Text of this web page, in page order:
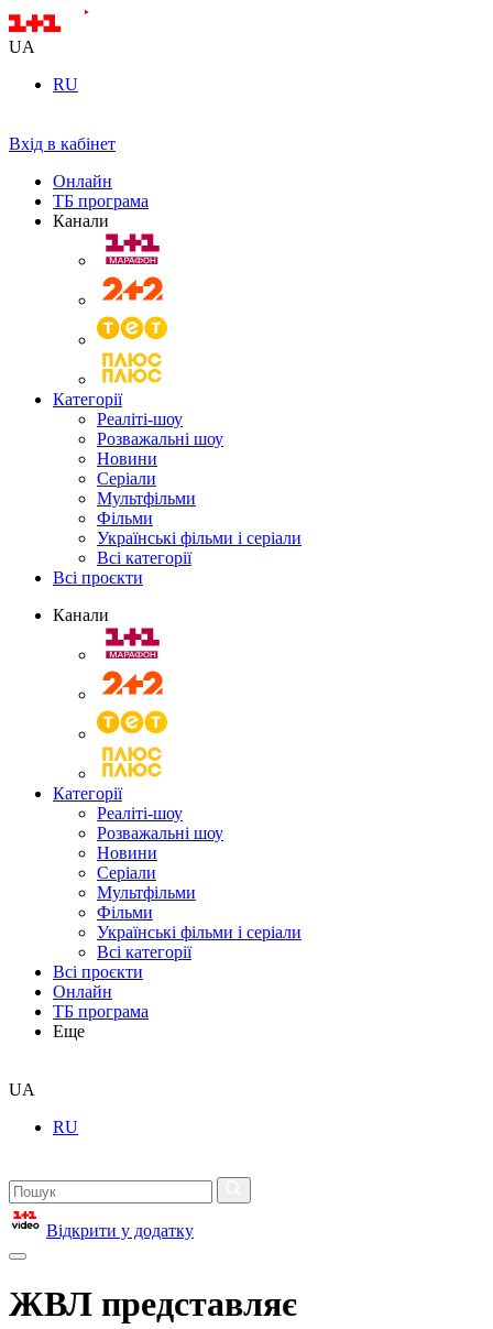
UA
RU
Вхід в кабінет
Онлайн
ТБ програма
Канали
Категорії
Реаліті-шоу
Розважальні шоу
Новини
Серіали
Мультфільми
Фільми
Українські фільми і серіали
Всі категорії
Всі проєкти
Канали
Категорії
Реаліті-шоу
Розважальні шоу
Новини
Серіали
Мультфільми
Фільми
Українські фільми і серіали
Всі категорії
Всі проєкти
Онлайн
ТБ програма
Еще
UA
RU
Відкрити у додатку
ЖВЛ представляє